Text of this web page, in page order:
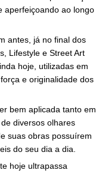
aperfeiçoando ao longo
antes, já no final dos
Lifestyle e Street Art
hoje, utilizadas em
e originalidade dos
bem aplicada tanto em
diversos olhares
suas obras possuírem
do seu dia a dia.
hoje ultrapassa